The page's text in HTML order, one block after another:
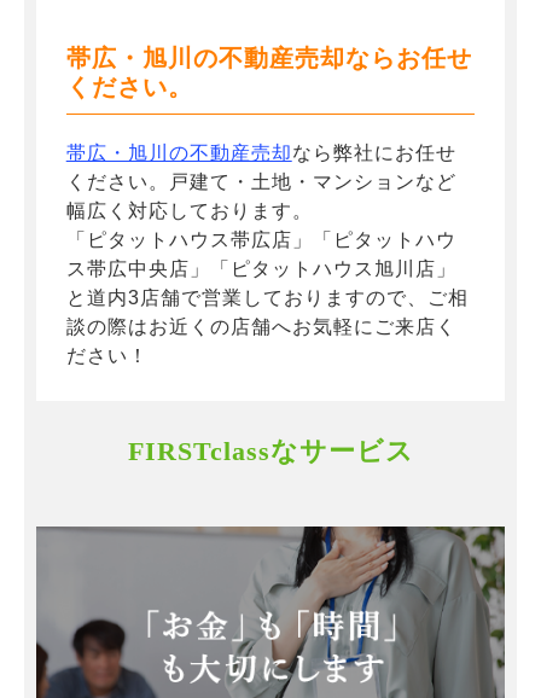
帯広・旭川の不動産売却ならお任せ
ください。
帯広・旭川の不動産売却なら弊社にお任せ
ください。戸建て・土地・マンションなど
幅広く対応しております。
「ピタットハウス帯広店」「ピタットハウ
ス帯広中央店」「ピタットハウス旭川店」
と道内3店舗で営業しておりますので、ご相
談の際はお近くの店舗へお気軽にご来店く
ださい！
FIRSTclassなサービス